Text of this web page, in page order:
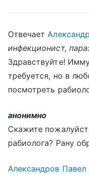
Отвечает
инфекционист,
Здравствуйте!
требуется, но в
посмотреть
анонимно
Скажите
рабиолога? Рану
Александров Павел